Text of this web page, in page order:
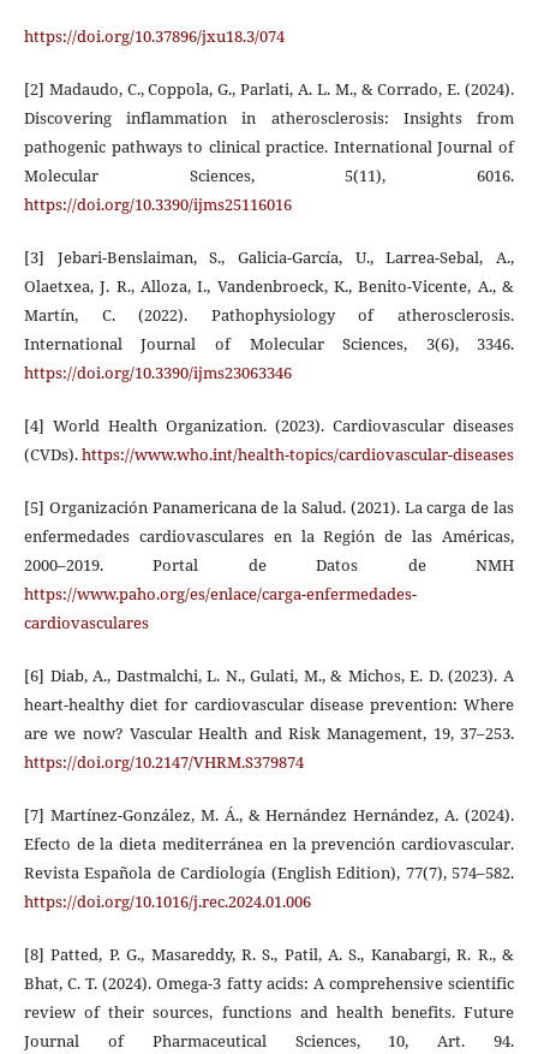
https://doi.org/10.37896/jxu18.3/074
[2] Madaudo, C., Coppola, G., Parlati, A. L. M., & Corrado, E. (2024).
Discovering inflammation in atherosclerosis: Insights from
pathogenic pathways to clinical practice. International Journal of
Molecular Sciences, 5(11), 6016.
https://doi.org/10.3390/ijms25116016
[3] Jebari-Benslaiman, S., Galicia-García, U., Larrea-Sebal, A.,
Olaetxea, J. R., Alloza, I., Vandenbroeck, K., Benito-Vicente, A., &
Martín, C. (2022). Pathophysiology of atherosclerosis.
International Journal of Molecular Sciences, 3(6), 3346.
https://doi.org/10.3390/ijms23063346
[4] World Health Organization. (2023). Cardiovascular diseases
(CVDs).https://www.who.int/health-topics/cardiovascular-diseases
[5] Organización Panamericana de la Salud. (2021). La carga de las
enfermedades cardiovasculares en la Región de las Américas,
2000–2019. Portal de Datos de NMH
https://www.paho.org/es/enlace/carga-enfermedades-
cardiovasculares
[6] Diab, A., Dastmalchi, L. N., Gulati, M., & Michos, E. D. (2023). A
heart‑healthy diet for cardiovascular disease prevention: Where
are we now? Vascular Health and Risk Management, 19, 37–253.
https://doi.org/10.2147/VHRM.S379874
[7] Martínez-González, M. Á., & Hernández Hernández, A. (2024).
Efecto de la dieta mediterránea en la prevención cardiovascular.
Revista Española de Cardiología (English Edition), 77(7), 574–582.
https://doi.org/10.1016/j.rec.2024.01.006
[8] Patted, P. G., Masareddy, R. S., Patil, A. S., Kanabargi, R. R., &
Bhat, C. T. (2024). Omega-3 fatty acids: A comprehensive scientific
review of their sources, functions and health benefits. Future
Journal of Pharmaceutical Sciences, 10, Art. 94.